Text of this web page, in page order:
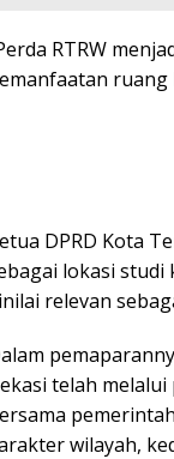
RTRW
ruang
DPRD Kota
lokasi studi
relevan
telah
wilayah,